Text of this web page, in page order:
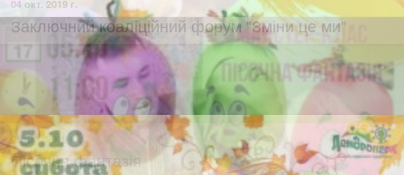
05 окт. 2019 г.
Пісочна фантазія